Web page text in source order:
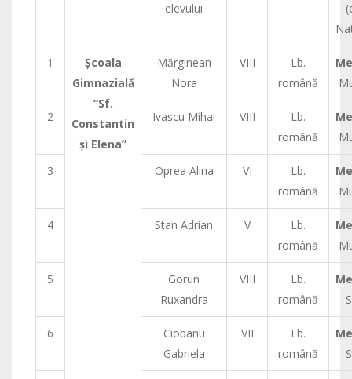
elevului
1
Şcoala
Gimnazială
“Sf.
Constantin
şi Elena”
Mărginean
Nora
VIII
Lb.
română
2 Ivaşcu Mihai VIII
Lb.
română
3 Oprea Alina VI
Lb.
română
4 Stan Adrian V
Lb.
română
5
Gorun
Ruxandra
VIII
Lb.
română
6
Ciobanu
Gabriela
VII
Lb.
română